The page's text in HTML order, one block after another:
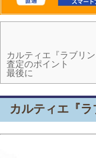
カルティエ『ラブリ
査定のポイント
最後に
カルティエ『